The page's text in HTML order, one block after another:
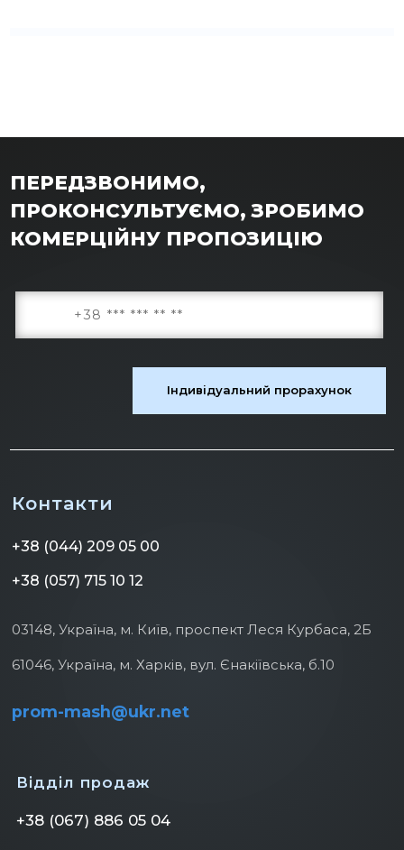
ПЕРЕДЗВОНИМО,
ПРОКОНСУЛЬТУЄМО, ЗРОБИМО
КОМЕРЦІЙНУ ПРОПОЗИЦІЮ
Контакти
+38 (044) 209 05 00
+38 (057) 715 10 12
03148, Україна, м. Київ, проспект Леся Курбаса, 2Б
61046, Україна, м. Харків, вул. Єнакіївська, б.10
prom-mash@ukr.net
Відділ продаж
+38 (067) 886 05 04